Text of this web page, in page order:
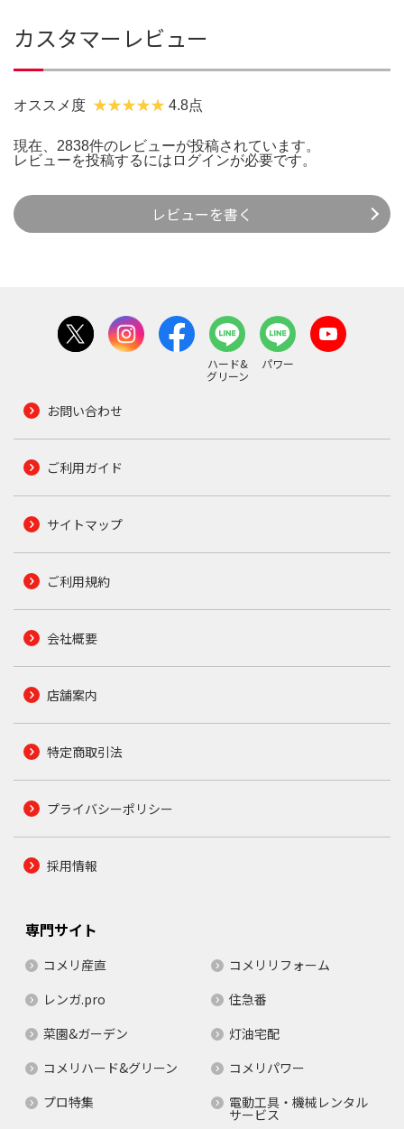
カスタマーレビュー
オススメ度 4.8点
現在、2838件のレビューが投稿されています。
レビューを投稿するには ログインが必要です。
レビューを書く
ハード&
グリーン
パワー
お問い合わせ
ご利用ガイド
サイトマップ
ご利用規約
会社概要
店舗案内
特定商取引法
プライバシーポリシー
採用情報
専門サイト
コメリ産直
コメリリフォーム
レンガ.pro
住急番
菜園&ガーデン
灯油宅配
コメリハード&グリーン
コメリパワー
プロ特集
電動工具・機械レンタル
サービス